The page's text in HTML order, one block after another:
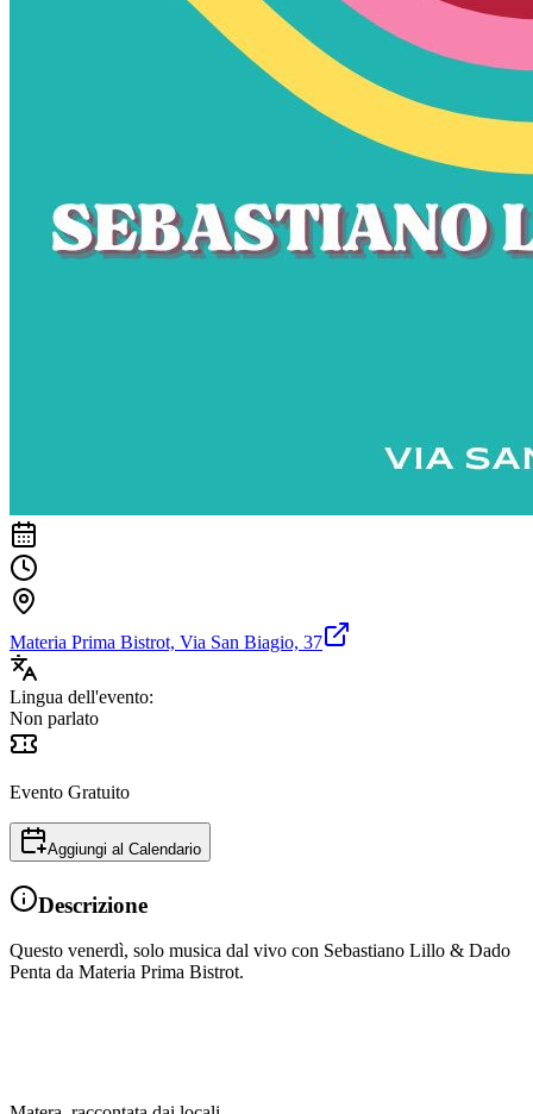
Materia Prima Bistrot, Via San Biagio, 37
Lingua dell'evento:
Non parlato
Evento Gratuito
Aggiungi al Calendario
Descrizione
Questo venerdì, solo musica dal vivo con Sebastiano Lillo & Dado
Penta da Materia Prima Bistrot.